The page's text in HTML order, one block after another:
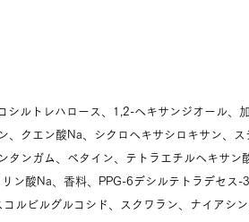
シルトレハロース、1,2-ヘキサンジオール、
、クエン酸Na、シクロヘキサシロキサン、
ンガム、ベタイン、テトラエチルヘキサン
ン酸Na、香料、PPG-6デシルテトラデセス-
ルビルグルコシド、スクワラン、ナイアシ